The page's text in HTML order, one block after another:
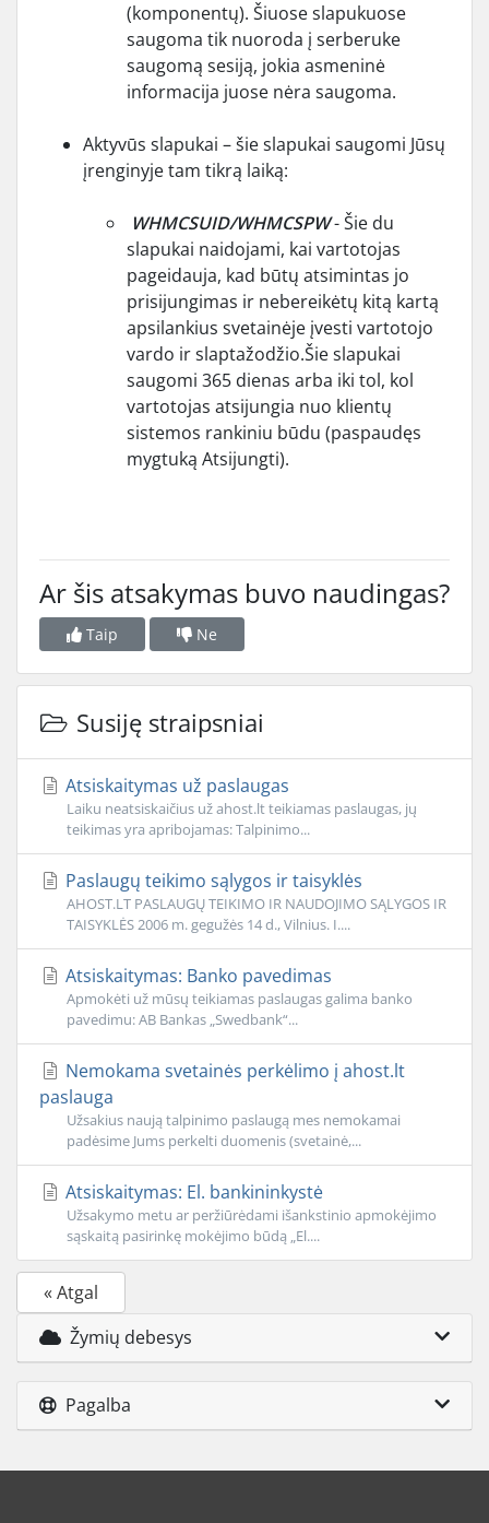
(komponentų). Šiuose slapukuose
saugoma tik nuoroda į serberuke
saugomą sesiją, jokia asmeninė
informacija juose nėra saugoma.
Aktyvūs slapukai – šie slapukai saugomi Jūsų
įrenginyje tam tikrą laiką:
WHMCSUID/WHMCSPW- Šie du
slapukai naidojami, kai vartotojas
pageidauja, kad būtų atsimintas jo
prisijungimas ir nebereikėtų kitą kartą
apsilankius svetainėje įvesti vartotojo
vardo ir slaptažodžio.Šie slapukai
saugomi 365 dienas arba iki tol, kol
vartotojas atsijungia nuo klientų
sistemos rankiniu būdu (paspaudęs
mygtuką Atsijungti).
Ar šis atsakymas buvo naudingas?
Taip Ne
Susiję straipsniai
Atsiskaitymas už paslaugas
Laiku neatsiskaičius už ahost.lt teikiamas paslaugas, jų
teikimas yra apribojamas: Talpinimo...
Paslaugų teikimo sąlygos ir taisyklės
AHOST.LT PASLAUGŲ TEIKIMO IR NAUDOJIMO SĄLYGOS IR
TAISYKLĖS 2006 m. gegužės 14 d., Vilnius. I....
Atsiskaitymas: Banko pavedimas
Apmokėti už mūsų teikiamas paslaugas galima banko
pavedimu: AB Bankas „Swedbank“...
Nemokama svetainės perkėlimo į ahost.lt
paslauga
Užsakius naują talpinimo paslaugą mes nemokamai
padėsime Jums perkelti duomenis (svetainė,...
Atsiskaitymas: El. bankininkystė
Užsakymo metu ar peržiūrėdami išankstinio apmokėjimo
sąskaitą pasirinkę mokėjimo būdą „El....
« Atgal
Žymių debesys
Pagalba